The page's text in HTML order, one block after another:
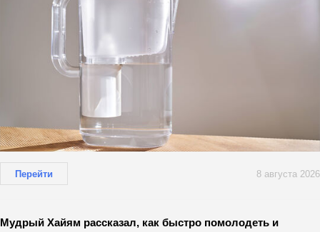
Перейти 8 августа 2026
Мудрый Хайям рассказал, как быстро помолодеть и